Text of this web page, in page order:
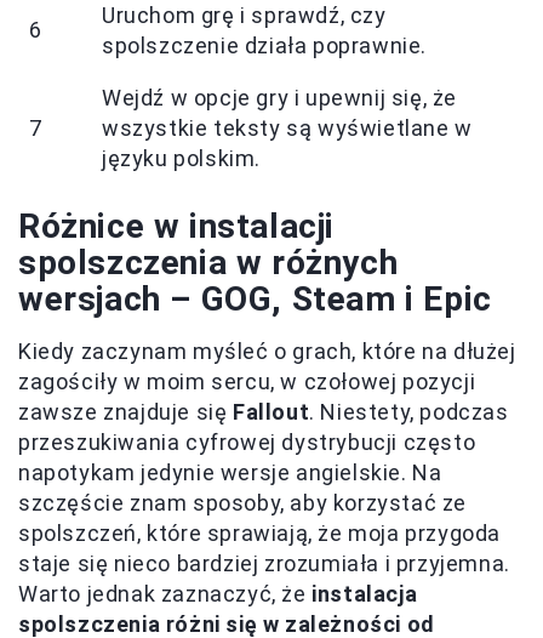
6
Uruchom grę i sprawdź, czy
spolszczenie działa poprawnie.
7
Wejdź w opcje gry i upewnij się, że
wszystkie teksty są wyświetlane w
języku polskim.
Różnice w instalacji
spolszczenia w różnych
wersjach – GOG, Steam i Epic
Kiedy zaczynam myśleć o grach, które na dłużej
zagościły w moim sercu, w czołowej pozycji
zawsze znajduje się Fallout. Niestety, podczas
przeszukiwania cyfrowej dystrybucji często
napotykam jedynie wersje angielskie. Na
szczęście znam sposoby, aby korzystać ze
spolszczeń, które sprawiają, że moja przygoda
staje się nieco bardziej zrozumiała i przyjemna.
Warto jednak zaznaczyć, że instalacja
spolszczenia różni się w zależności od